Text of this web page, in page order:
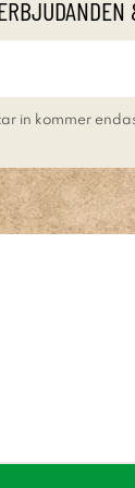
in kommer